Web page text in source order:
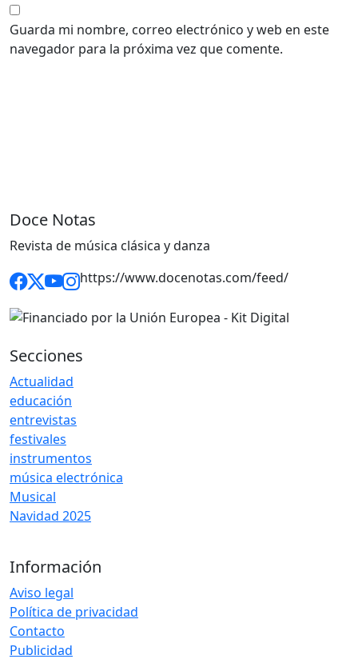
Guarda mi nombre, correo electrónico y web en este
navegador para la próxima vez que comente.
Doce Notas
Revista de música clásica y danza
https://www.docenotas.com/feed/
Secciones
Actualidad
educación
entrevistas
festivales
instrumentos
música electrónica
Musical
Navidad 2025
Información
Aviso legal
Política de privacidad
Contacto
Publicidad